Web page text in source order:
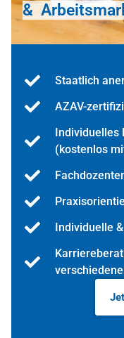
&
Staatlich
AZAV-
Individuelles
(kostenlos
Individuelle